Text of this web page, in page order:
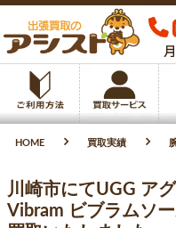
HOME 買取実績
川崎市にてUGG ア
Vibram ビブラムソ